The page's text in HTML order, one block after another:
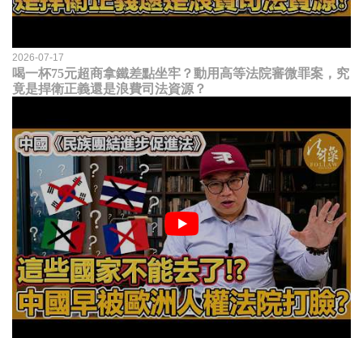
2026-07-17
喝一杯75元超商拿鐵差點坐牢？動用高等法院審微罪案，究
竟是捍衛正義還是浪費司法資源？